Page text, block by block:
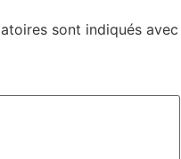
sont indiqués avec